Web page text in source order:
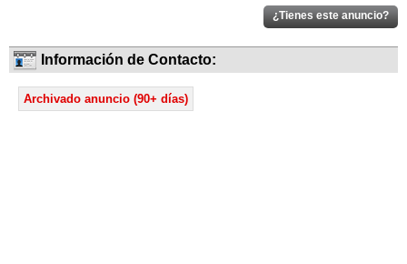
Información de Contacto:
Archivado anuncio (90+ días)